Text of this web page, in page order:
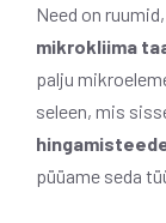
Need on
mikrokliima
palju
seleen, mis
püüame seda